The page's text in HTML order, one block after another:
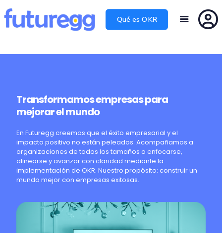
Qué es OKR
Transformamos empresas para
mejorar el mundo
En Futuregg creemos que el éxito empresarial y el
impacto positivo no están peleados. Acompañamos a
organizaciones de todos los tamaños a enfocarse,
alinearse y avanzar con claridad mediante la
implementación de OKR. Nuestro propósito: construir un
mundo mejor con empresas exitosas.